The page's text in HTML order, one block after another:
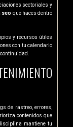
sectoriales y
seo que haces dentro
y recursos útiles
con tu calendario
de rastreo, errores,
contenidos que
mantiene tu